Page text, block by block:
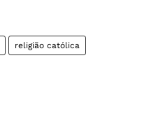
religião católica